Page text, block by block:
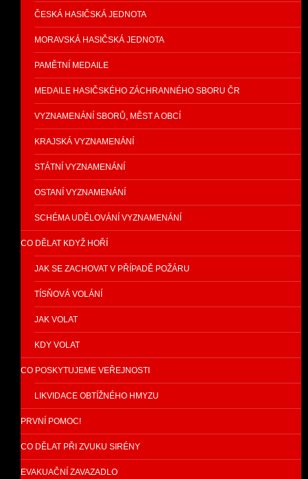
ČESKÁ HASIČSKÁ JEDNOTA
MORAVSKÁ HASIČSKÁ JEDNOTA
PAMĚTNÍ MEDAILE
MEDAILE HASIČSKÉHO ZÁCHRANNÉHO SBORU ČR
VYZNAMENÁNÍ SBORŮ, MĚST A OBCÍ
KRAJSKÁ VYZNAMENÁNÍ
STÁTNÍ VYZNAMENÁNÍ
OSTANÍ VYZNAMENÁNÍ
SCHÉMA UDĚLOVÁNÍ VYZNAMENÁNÍ
CO DĚLAT KDYŽ HOŘÍ
JAK SE ZACHOVAT V PŘÍPADĚ POŽÁRU
TÍSŇOVÁ VOLÁNÍ
JAK VOLAT
KDY VOLAT
CO POSKYTUJEME VEŘEJNOSTI
LIKVIDACE OBTÍŽNÉHO HMYZU
PRVNÍ POMOC!
CO DĚLAT PŘI ZVUKU SIRÉNY
EVAKUAČNÍ ZAVAZADLO